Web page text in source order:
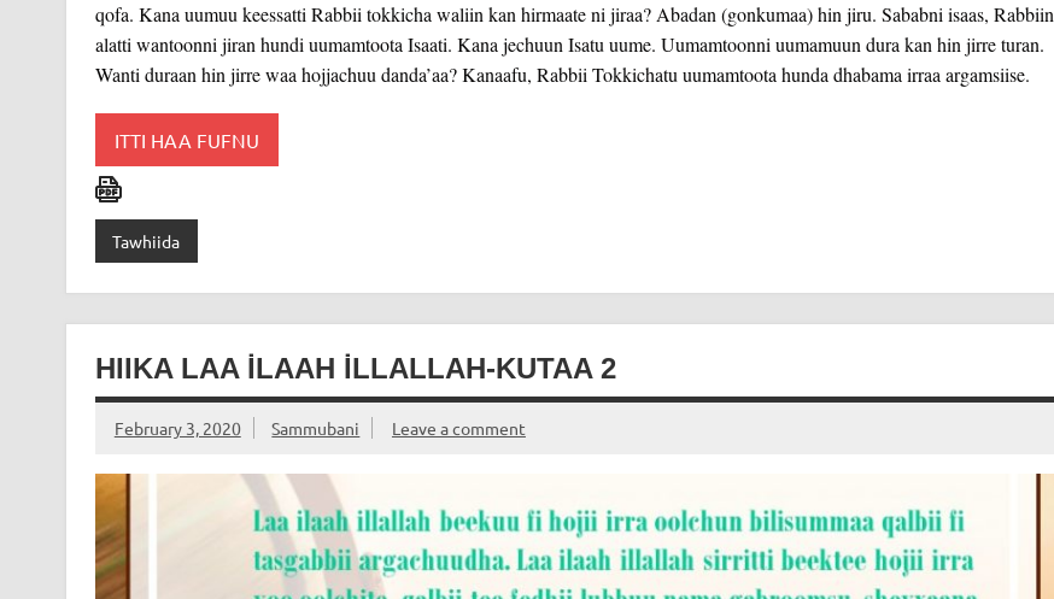
qofa. Kana uumuu keessatti Rabbii tokkicha waliin kan hirmaate ni jiraa? Abadan (gonkumaa) hin jiru. Sababni isaas, Rabbiin
alatti wantoonni jiran hundi uumamtoota Isaati. Kana jechuun Isatu uume. Uumamtoonni uumamuun dura kan hin jirre turan.
Wanti duraan hin jirre waa hojjachuu danda’aa? Kanaafu, Rabbii Tokkichatu uumamtoota hunda dhabama irraa argamsiise.
ITTI HAA FUFNU
Tawhiida
HIIKA LAA İLAAH İLLALLAH-KUTAA 2
February 3, 2020 Sammubani Leave a comment